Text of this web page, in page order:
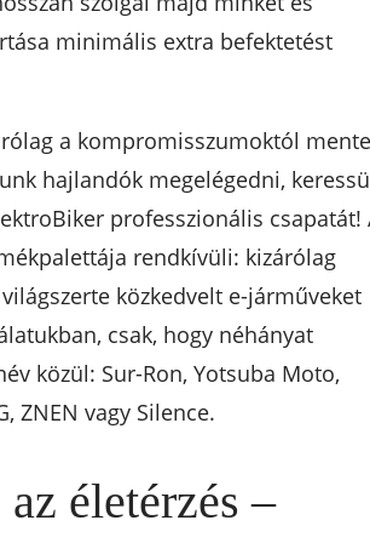
minimális extra befektetést
a kompromisszumoktól
hajlandók megelégedni,
professzionális csapatát!
rendkívüli: kizárólag
közkedvelt e-járműveket
csak, hogy néhányat
közül: Sur-Ron, Yotsuba Moto,
ZNEN vagy Silence.
életérzés –